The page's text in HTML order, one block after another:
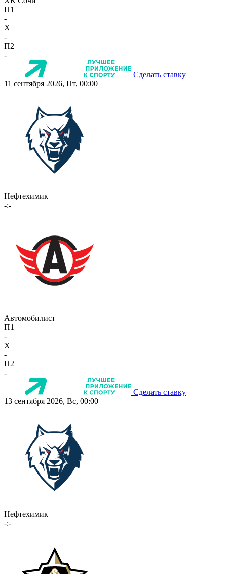
П1
-
X
-
П2
-
Сделать ставку
11 сентября 2026, Пт, 00:00
Нефтехимик
-:-
Автомобилист
П1
-
X
-
П2
-
Сделать ставку
13 сентября 2026, Вс, 00:00
Нефтехимик
-:-